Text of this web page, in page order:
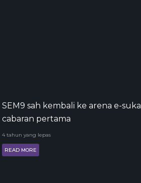
SEM9 sah kembali ke arena e-
cabaran pertama
4 tahun yang lepas
READ MORE